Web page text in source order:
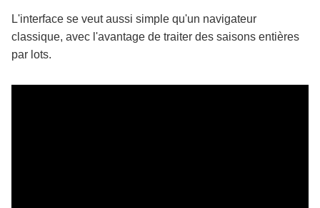
L'interface se veut aussi simple qu'un navigateur
classique, avec l'avantage de traiter des saisons entières
par lots.